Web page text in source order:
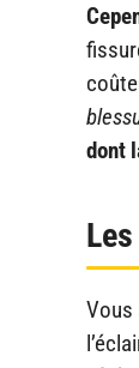
dont
Vous